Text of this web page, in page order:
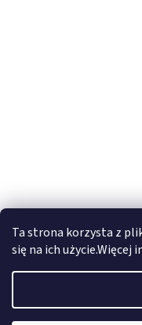
Ta strona korzysta z
się na ich użycie.Więcej